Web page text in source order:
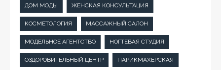
ДОМ МОДЫ ЖЕНСКАЯ КОНСУЛЬТАЦИЯ
КОСМЕТОЛОГИЯ МАССАЖНЫЙ САЛОН
МОДЕЛЬНОЕ АГЕНТСТВО НОГТЕВАЯ СТУДИЯ
ОЗДОРОВИТЕЛЬНЫЙ ЦЕНТР ПАРИКМАХЕРСКАЯ